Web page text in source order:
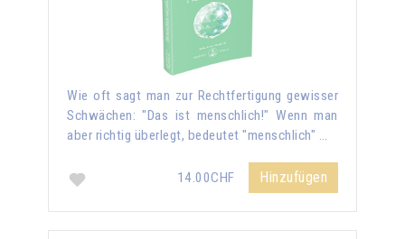
Wie oft sagt man zur Rechtfertigung gewisser
Schwächen: "Das ist menschlich!" Wenn man
aber richtig überlegt, bedeutet "menschlich" …
14.00CHF Hinzufügen